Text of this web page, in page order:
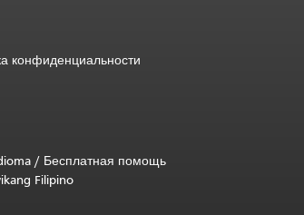
конфиденциальности
/ Бесплатная помощь
Filipino